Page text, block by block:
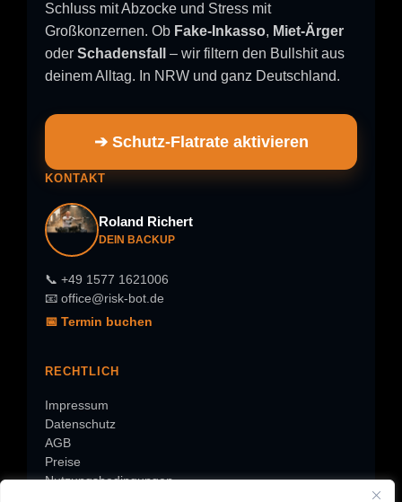
Schluss mit Abzocke und Stress mit
Großkonzernen. Ob Fake-Inkasso, Miet-Ärger
oder Schadensfall
– wir filtern den Bullshit aus
deinem Alltag. In NRW und ganz Deutschland.
➔ Schutz-Flatrate aktivieren
KONTAKT
Roland Richert
DEIN BACKUP
📞 +49 1577 1621006
📧 office@risk-bot.de
📅 Termin buchen
RECHTLICH
Impressum
Datenschutz
AGB
Preise
Nutzungsbedingungen